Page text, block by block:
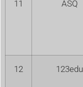
11 ASQ
12 123edu